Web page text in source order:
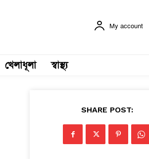
My account
খেলাধূলা স্বাস্থ্য
SHARE POST: